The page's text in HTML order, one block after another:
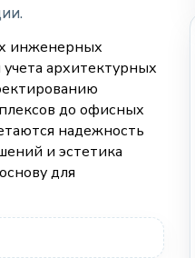
инженерных
архитектурных
до офисных
надежность
и эстетика
для